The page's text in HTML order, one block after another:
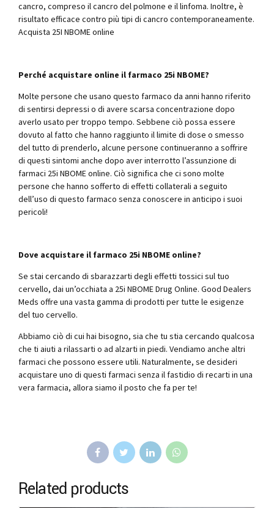
cancro, compreso il cancro del polmone e il linfoma. Inoltre, è
risultato efficace contro più tipi di cancro contemporaneamente.
Acquista 25I NBOME online
Perché acquistare online il farmaco 25i NBOME?
Molte persone che usano questo farmaco da anni hanno riferito
di sentirsi depressi o di avere scarsa concentrazione dopo
averlo usato per troppo tempo. Sebbene ciò possa essere
dovuto al fatto che hanno raggiunto il limite di dose o smesso
del tutto di prenderlo, alcune persone continueranno a soffrire
di questi sintomi anche dopo aver interrotto l’assunzione di
farmaci 25i NBOME online. Ciò significa che ci sono molte
persone che hanno sofferto di effetti collaterali a seguito
dell’uso di questo farmaco senza conoscere in anticipo i suoi
pericoli!
Dove acquistare il farmaco 25i NBOME online?
Se stai cercando di sbarazzarti degli effetti tossici sul tuo
cervello, dai un’occhiata a 25i NBOME Drug Online. Good Dealers
Meds offre una vasta gamma di prodotti per tutte le esigenze
del tuo cervello.
Abbiamo ciò di cui hai bisogno, sia che tu stia cercando qualcosa
che ti aiuti a rilassarti o ad alzarti in piedi. Vendiamo anche altri
farmaci che possono essere utili. Naturalmente, se desideri
acquistare uno di questi farmaci senza il fastidio di recarti in una
vera farmacia, allora siamo il posto che fa per te!
Related products